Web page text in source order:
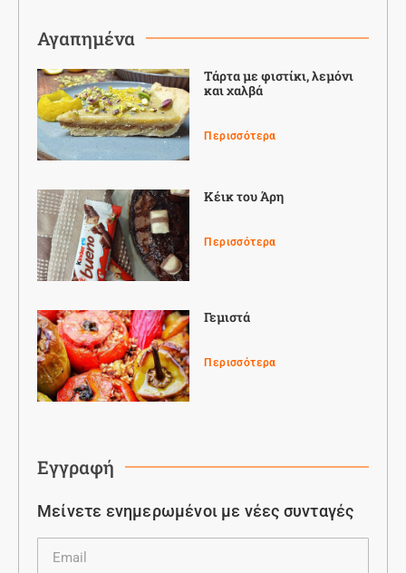
Αγαπημένα
Τάρτα με φιστίκι, λεμόνι
και χαλβά
Περισσότερα
Κέικ του Άρη
Περισσότερα
Γεμιστά
Περισσότερα
Εγγραφή
Μείνετε ενημερωμένοι με νέες συνταγές